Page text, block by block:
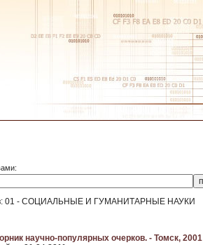
01 - СОЦИАЛЬНЫЕ И ГУМАНИТАРНЫЕ НАУКИ
научно-популярных очерков. - Томск, 2001